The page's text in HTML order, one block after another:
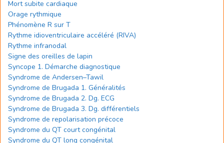
Mort subite cardiaque
Orage rythmique
Phénomène R sur T
Rythme idioventriculaire accéléré (RIVA)
Rythme infranodal
Signe des oreilles de lapin
Syncope 1. Démarche diagnostique
Syndrome de Andersen–Tawil
Syndrome de Brugada 1. Généralités
Syndrome de Brugada 2. Dg. ECG
Syndrome de Brugada 3. Dg. différentiels
Syndrome de repolarisation précoce
Syndrome du QT court congénital
Syndrome du QT long congénital